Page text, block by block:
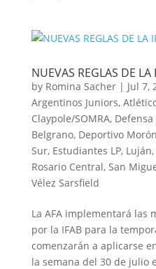
NUEVAS REGLAS DE
by Romina Sacher| Jul 7,
Argentinos Juniors,
Claypole/SOMRA, Defensa
Belgrano, Deportivo Morón
Sur, Estudiantes LP, Luján,
Rosario Central, San
Vélez Sarsfield
La AFA implementará las
por la IFAB para la
comenzarán a aplicarse
la semana del 30 de julio